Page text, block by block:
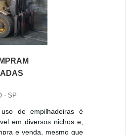
- SP
de empilhadeiras é
em diversos nichos e,
e venda, mesmo que